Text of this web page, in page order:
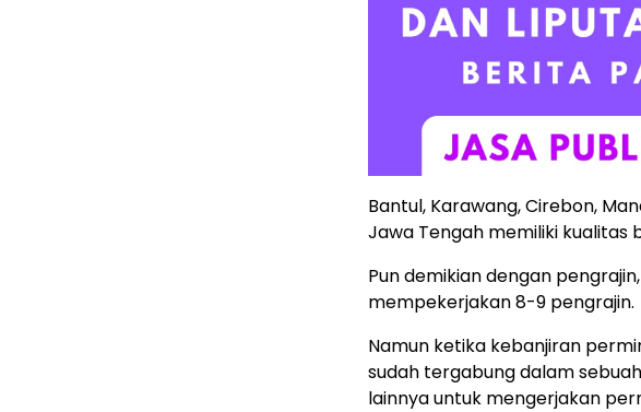
Bantul, Karawang, Cirebon,
Jawa Tengah memiliki kualitas
Pun demikian dengan
mempekerjakan 8-9 pengrajin.
Namun ketika kebanjiran
sudah tergabung dalam
lainnya untuk mengerjakan